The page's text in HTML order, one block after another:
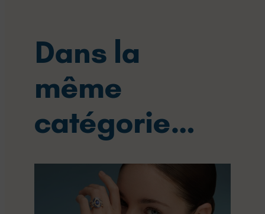
Dans la
même
catégorie…